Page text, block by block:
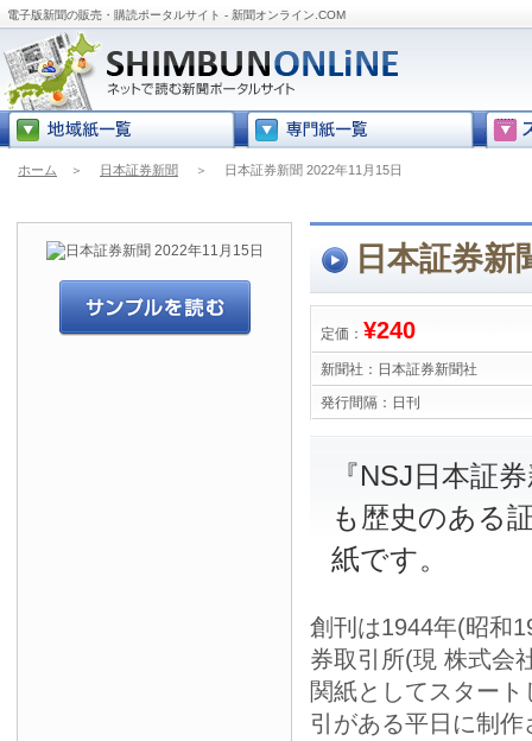
電子版新聞の販売・購読ポータルサイト - 新聞オンライン.COM
ホーム ＞ 日本証券新聞 ＞ 日本証券新聞 2022年11月15日
日本証券新
定価： ¥240
新聞社： 日本証券新聞社
発行間隔： 日刊
『NSJ日本証
も歴史のある
紙です。
創刊は1944年(昭和
券取引所(現 株式会
関紙としてスター
引がある平日に制